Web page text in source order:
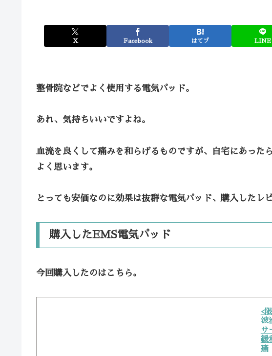
X Facebook はてブ LINE
整骨院などでよく使用する電気パッド。
あれ、気持ちいいですよね。
血流を良くして痛みを和らげるものですが、自宅にあった
よく思います。
とっても安価なのに効果は抜群な電気パッド、購入したレ
購入したEMS電気パッド
今回購入したのはこちら。
<
波
サ
緩
痛